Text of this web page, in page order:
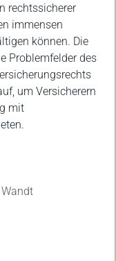
rechtssicherer
immensen
können. Die
Problemfelder des
um Versicherern
mit